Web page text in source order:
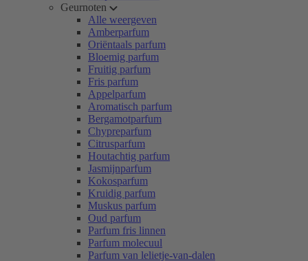
Geurnoten
Alle weergeven
Amberparfum
Oriëntaals parfum
Bloemig parfum
Fruitig parfum
Fris parfum
Appelparfum
Aromatisch parfum
Bergamotparfum
Chypreparfum
Citrusparfum
Houtachtig parfum
Jasmijnparfum
Kokosparfum
Kruidig parfum
Muskus parfum
Oud parfum
Parfum fris linnen
Parfum molecuul
Parfum van lelietje-van-dalen